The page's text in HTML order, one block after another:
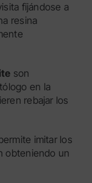
fijándose a
resina
son
en la
rebajar los
imitar los
obteniendo un